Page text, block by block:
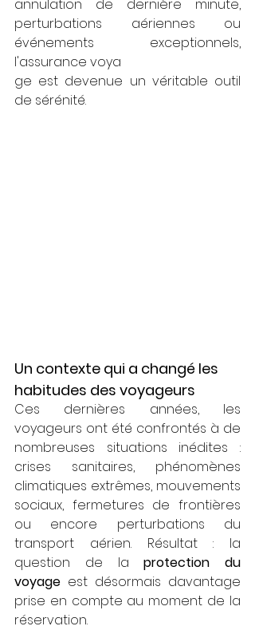
annulation de dernière minute,
perturbations aériennes ou
événements exceptionnels,
l'assurance voya
ge est devenue un véritable outil
de sérénité.
Un contexte qui a changé les
habitudes des voyageurs
Ces dernières années, les
voyageurs ont été confrontés à de
nombreuses situations inédites :
crises sanitaires, phénomènes
climatiques extrêmes, mouvements
sociaux, fermetures de frontières
ou encore perturbations du
transport aérien. Résultat : la
question de la protection du
voyage est désormais davantage
prise en compte au moment de la
réservation.